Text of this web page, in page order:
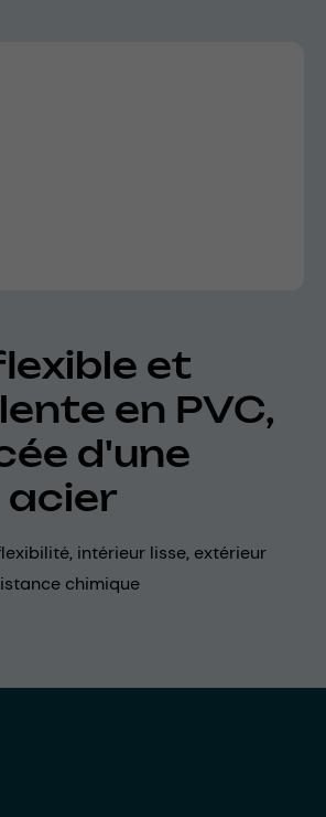
et
en PVC,
d'une
acier
intérieur lisse, extérieur
chimique